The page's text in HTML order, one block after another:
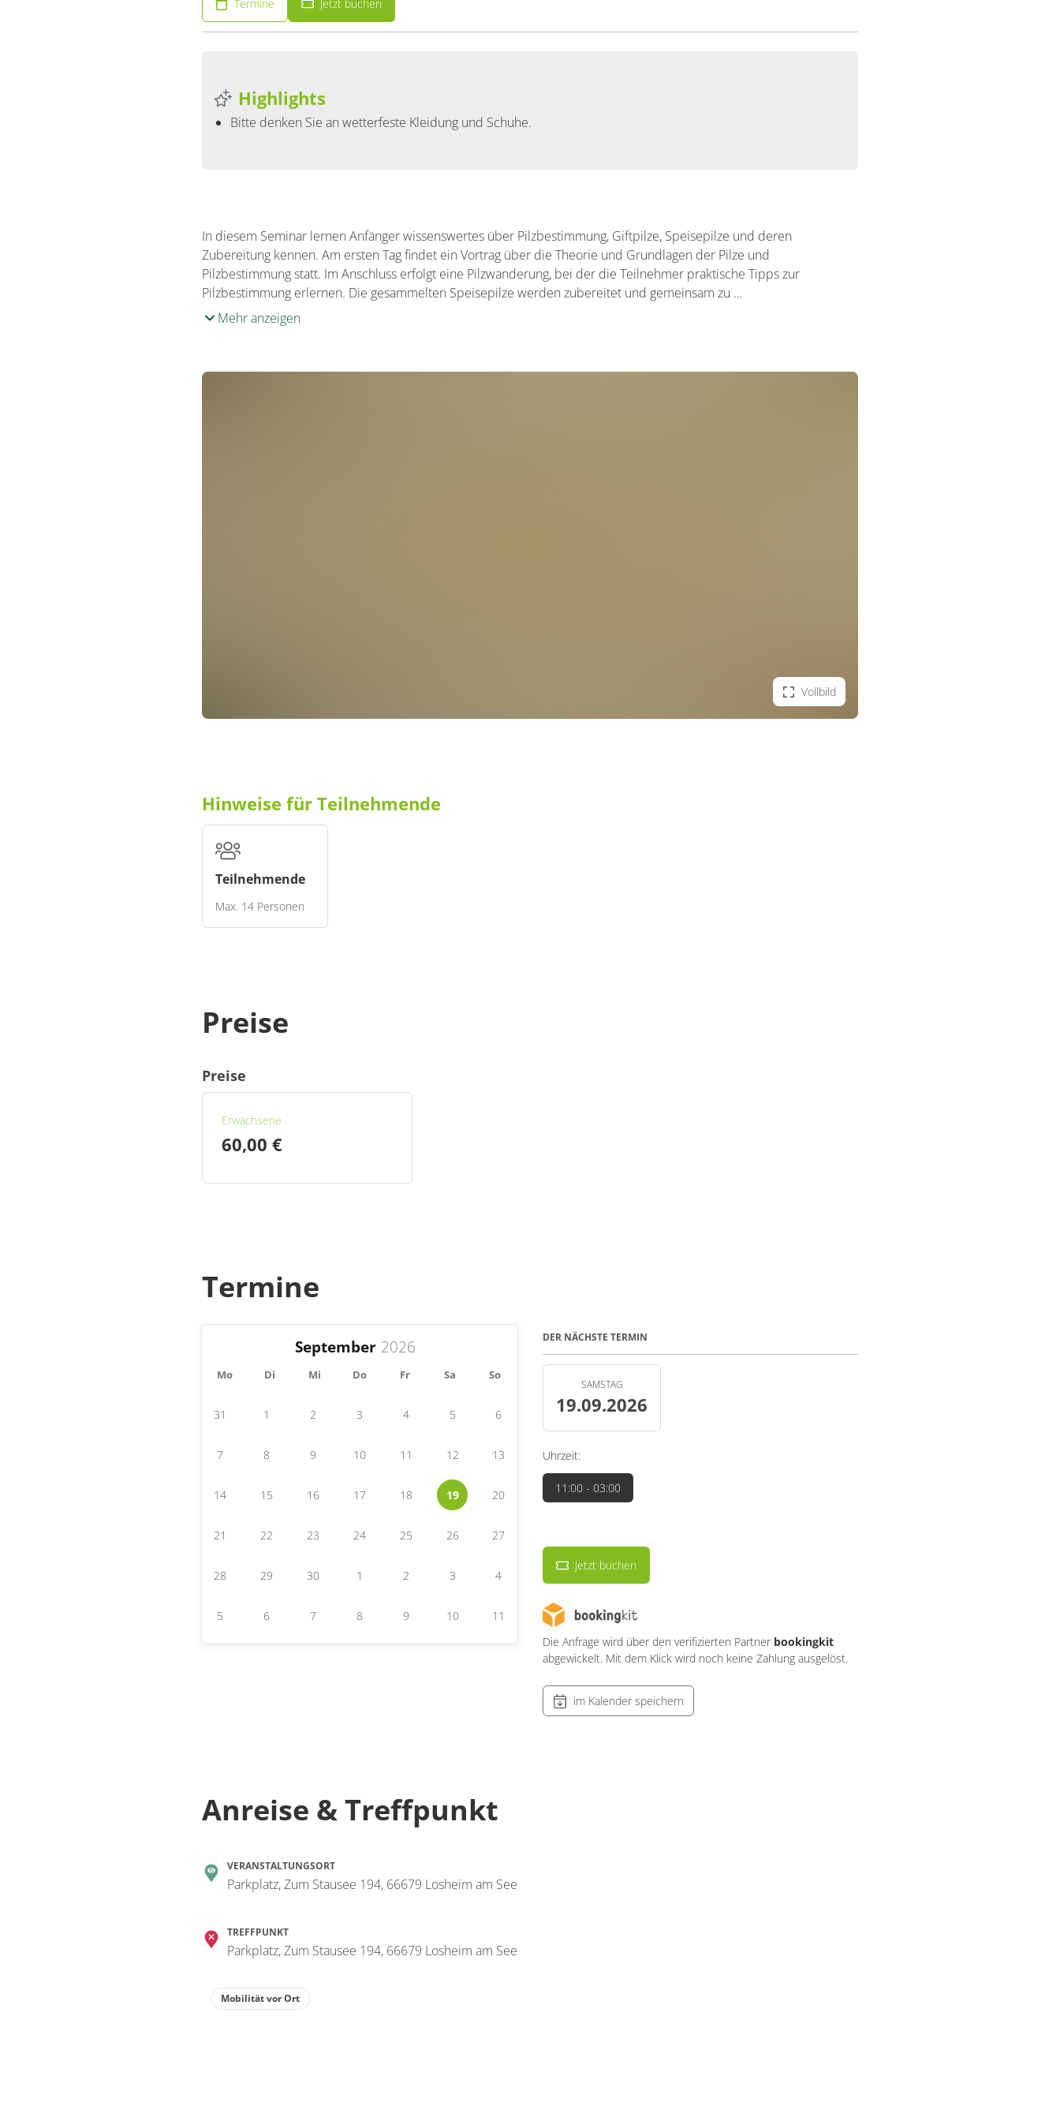
Termine Jetzt buchen
Highlights
Bitte denken Sie an wetterfeste Kleidung und Schuhe.
In diesem Seminar lernen Anfänger wissenswertes über Pilzbestimmung, Giftpilze, Speisepilze und deren
Zubereitung kennen. Am ersten Tag findet ein Vortrag über die Theorie und Grundlagen der Pilze und
Pilzbestimmung statt. Im Anschluss erfolgt eine Pilzwanderung, bei der die Teilnehmer praktische Tipps zur
Pilzbestimmung erlernen. Die gesammelten Speisepilze werden zubereitet und gemeinsam zu …
Mehr anzeigen
Vollbild
Hinweise für Teilnehmende
Teilnehmende
Max. 14 Personen
© Klaus Engelbert
Preise
Preise
Erwachsene
60,00 €
Termine
September
Mo Di Mi Do Fr Sa So
31 1 2 3 4 5 6
7 8 9 10 11 12 13
14 15 16 17 18 19 20
21 22 23 24 25 26 27
28 29 30 1 2 3 4
5 6 7 8 9 10 11
DER NÄCHSTE TERMIN
SAMSTAG
19.09.2026
Uhrzeit:
11:00 - 03:00
Jetzt buchen
Die Anfrage wird über den verifizierten Partner bookingkit
abgewickelt. Mit dem Klick wird noch keine Zahlung ausgelöst.
im Kalender speichern
Anreise & Treffpunkt
VERANSTALTUNGSORT
Parkplatz, Zum Stausee 194, 66679 Losheim am See
TREFFPUNKT
Parkplatz, Zum Stausee 194, 66679 Losheim am See
Mobilität vor Ort